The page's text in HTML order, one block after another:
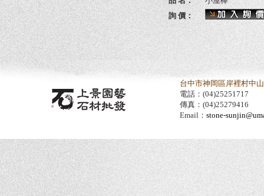
詢 價：
台中市神岡區岸裡村中
電話：(04)25251717
傳真：(04)25279416
Email： stone-